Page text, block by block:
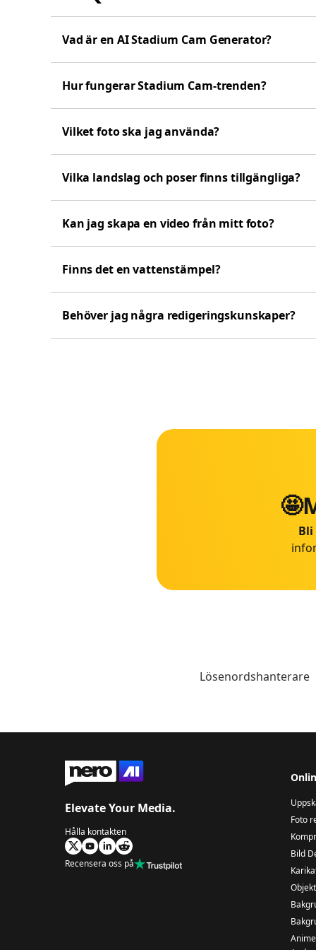
Vad är en AI Stadium Cam Generator?
Hur fungerar Stadium Cam-trenden?
Vilket foto ska jag använda?
Vilka landslag och poser finns tillgängliga?
Kan jag skapa en video från mitt foto?
Finns det en vattenstämpel?
Behöver jag några redigeringskunskaper?
Bli
Lösenordshanterare
Elevate Your Media.
Hålla kontakten
Recensera oss på
Foto
Bild